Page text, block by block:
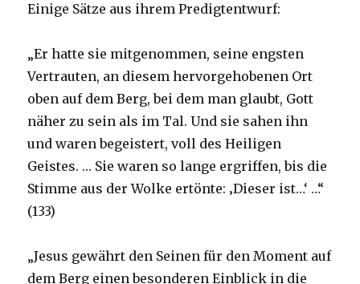
Einige Sätze aus ihrem Predigtentwurf:
„Er hatte sie mitgenommen, seine engsten
Vertrauten, an diesem hervorgehobenen Ort
oben auf dem Berg, bei dem man glaubt, Gott
näher zu sein als im Tal. Und sie sahen ihn
und waren begeistert, voll des Heiligen
Geistes. … Sie waren so lange ergriffen, bis die
Stimme aus der Wolke ertönte: ‚Dieser ist…‘ …“
(133)
„Jesus gewährt den Seinen für den Moment auf
dem Berg einen besonderen Einblick in die